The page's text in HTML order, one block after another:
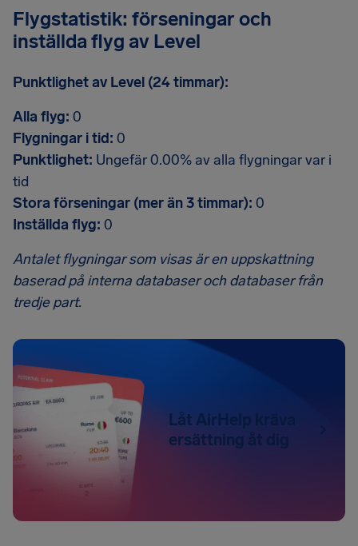
Flygstatistik: förseningar och
inställda flyg av Level
Punktlighet av Level (24 timmar):
Alla flyg: 0
Flygningar i tid: 0
Punktlighet: Ungefär 0.00% av alla flygningar var i
tid
Stora förseningar (mer än 3 timmar): 0
Inställda flyg: 0
Antalet flygningar som visas är en uppskattning
baserad på interna databaser och databaser från
tredje part.
Låt AirHelp kräva
ersättning åt dig